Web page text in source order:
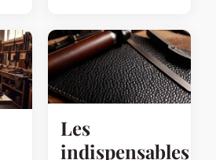
Les
indispensables